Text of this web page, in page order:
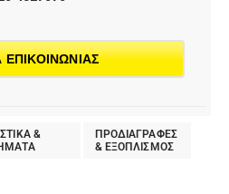
&
ΠΡΟΔΙΑΓΡΑΦΕΣ
& EΞΟΠΛΙΣΜΟΣ